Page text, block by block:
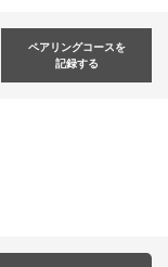
ペアリングコースを
記録する